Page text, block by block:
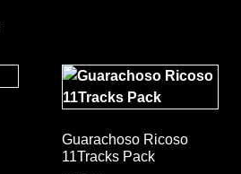
Guarachoso Ricoso
11Tracks Pack